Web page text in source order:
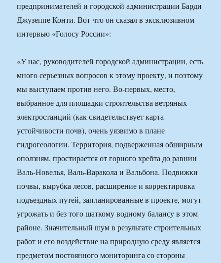
предпринимателей и городской администрации Барди
Джузеппе Конти. Вот что он сказал в эксклюзивном
интервью «Голосу России»:
«У нас, руководителей городской администрации, есть
много серьезных вопросов к этому проекту, и поэтому
мы выступаем против него. Во-первых, место,
выбранное для площадки строительства ветряных
электростанций (как свидетельствует карта
устойчивости почв), очень уязвимо в плане
гидрогеологии. Территория, подверженная обширным
оползням, простирается от горного хребта до равнин
Валь-Новелья, Валь-Варакола и Вальбона. Подвижки
почвы, вырубка лесов, расширение и корректировка
подъездных путей, запланированные в проекте, могут
угрожать и без того шаткому водному балансу в этом
районе. Значительный шум в результате строительных
работ и его воздействие на природную среду является
предметом постоянного мониторинга со стороны